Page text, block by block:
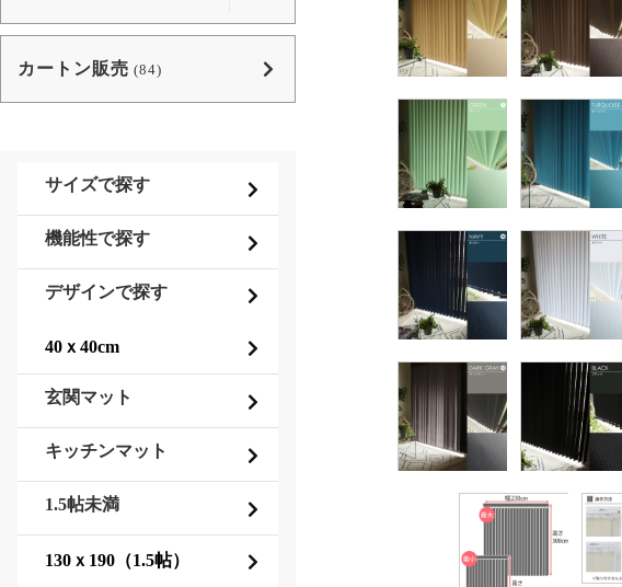
カートン販売 (84)
サイズで探す
機能性で探す
デザインで探す
玄関マット
キッチンマット
1.5帖未満